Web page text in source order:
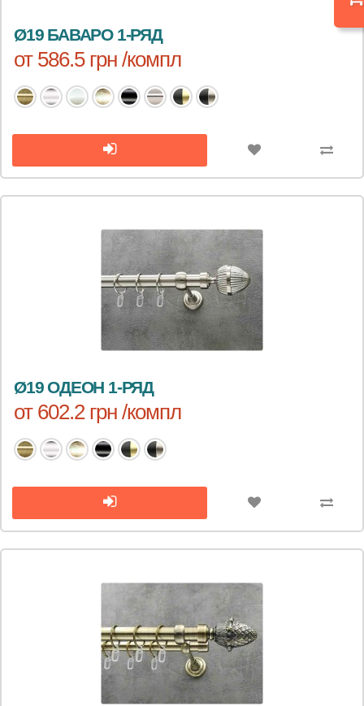
Ø19 БАВАРО 1-РЯД
от 586.5 грн /компл
Ø19 ОДЕОН 1-РЯД
от 602.2 грн /компл